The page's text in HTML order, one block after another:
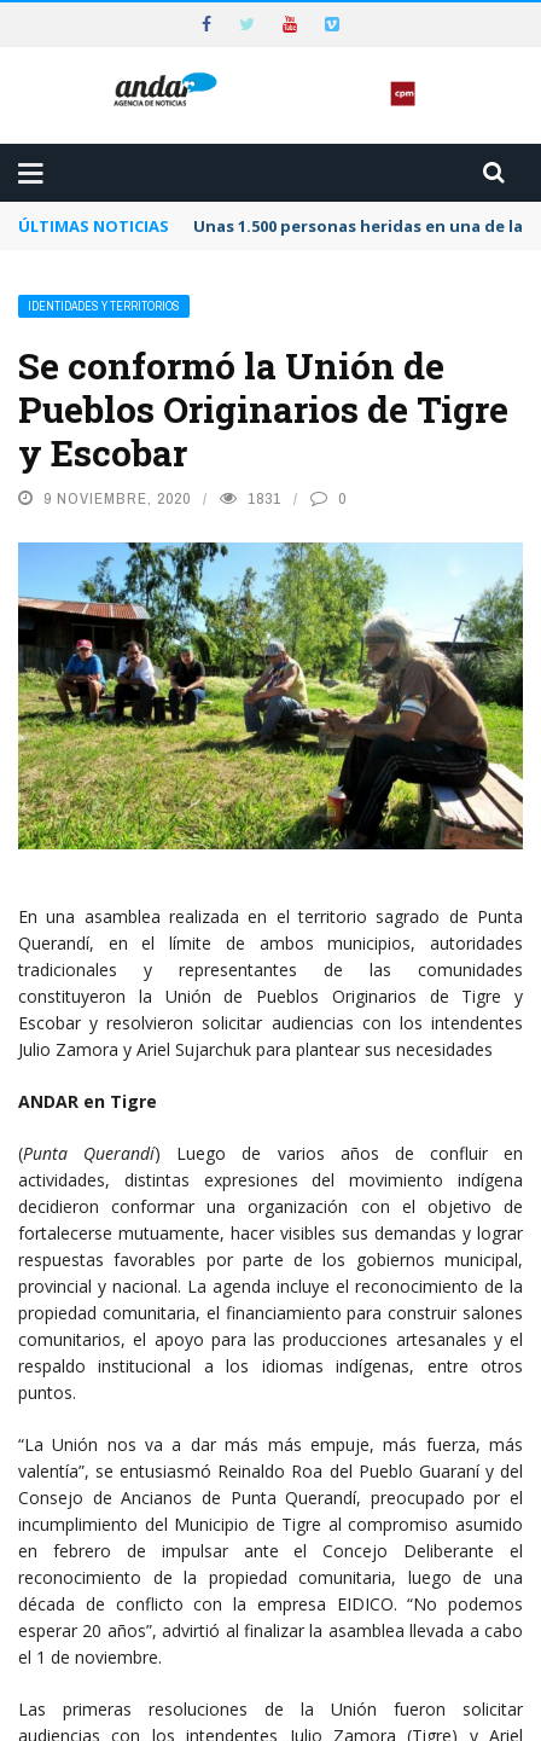
ÚLTIMAS NOTICIAS Unas 1.500 personas heridas en una de
IDENTIDADES Y TERRITORIOS
Se conformó la Unión de
Pueblos Originarios de Tigre
y Escobar
9 NOVIEMBRE, 2020 1831 0
En una asamblea realizada en el territorio sagrado de Punta
Querandí, en el límite de ambos municipios, autoridades
tradicionales y representantes de las comunidades
constituyeron la Unión de Pueblos Originarios de Tigre y
Escobar y resolvieron solicitar audiencias con los intendentes
Julio Zamora y Ariel Sujarchuk para plantear sus necesidades
ANDAR en Tigre
(Punta Querandí) Luego de varios años de confluir en
actividades, distintas expresiones del movimiento indígena
decidieron conformar una organización con el objetivo de
fortalecerse mutuamente, hacer visibles sus demandas y lograr
respuestas favorables por parte de los gobiernos municipal,
provincial y nacional. La agenda incluye el reconocimiento de la
propiedad comunitaria, el financiamiento para construir salones
comunitarios, el apoyo para las producciones artesanales y el
respaldo institucional a los idiomas indígenas, entre otros
puntos.
“La Unión nos va a dar más más empuje, más fuerza, más
valentía”, se entusiasmó Reinaldo Roa del Pueblo Guaraní y del
Consejo de Ancianos de Punta Querandí, preocupado por el
incumplimiento del Municipio de Tigre al compromiso asumido
en febrero de impulsar ante el Concejo Deliberante el
reconocimiento de la propiedad comunitaria, luego de una
década de conflicto con la empresa EIDICO. “No podemos
esperar 20 años”, advirtió al finalizar la asamblea llevada a cabo
el 1 de noviembre.
Las primeras resoluciones de la Unión fueron solicitar
audiencias con los intendentes Julio Zamora (Tigre) y Ariel